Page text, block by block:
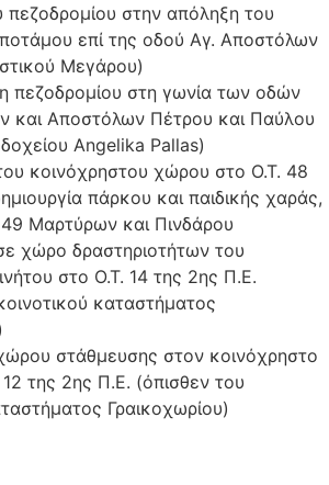
πεζοδρομίου στην απόληξη του
επί της οδού Αγ. Αποστόλων
Μεγάρου)
πεζοδρομίου στη γωνία των οδών
και Αποστόλων Πέτρου και Παύλου
Angelika Pallas)
κοινόχρηστου χώρου στο Ο.Τ. 48
πάρκου και παιδικής χαράς,
Μαρτύρων και Πινδάρου
χώρο δραστηριοτήτων του
στο Ο.Τ. 14 της 2ης Π.Ε.
καταστήματος
στάθμευσης στον κοινόχρηστο
της 2ης Π.Ε. (όπισθεν του
Γραικοχωρίου)